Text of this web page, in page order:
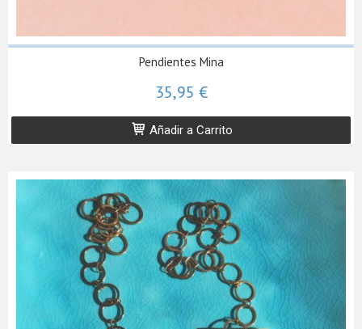
Pendientes Mina
35,95 €
Añadir a Carrito